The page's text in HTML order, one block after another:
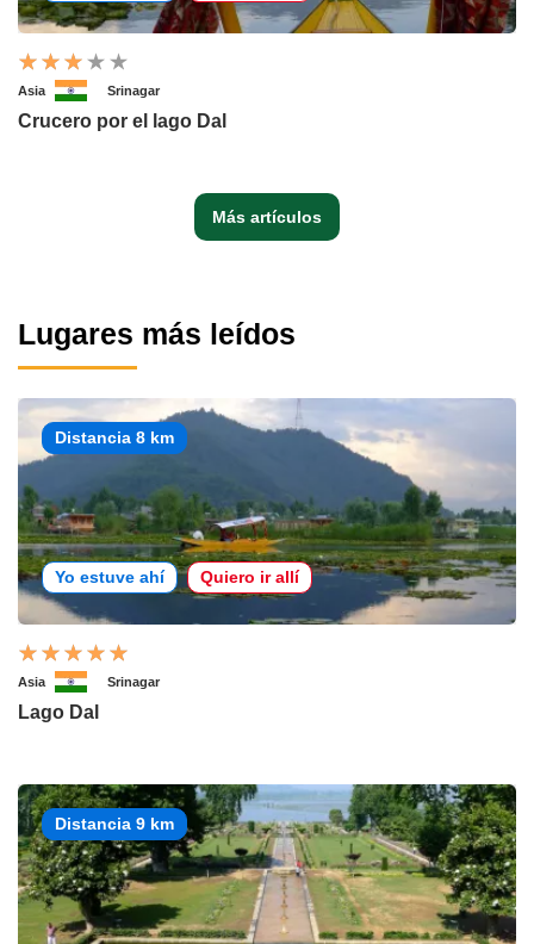
Asia Srinagar
Crucero por el lago Dal
Más artículos
Lugares más leídos
Distancia 8 km
Yo estuve ahí Quiero ir allí
Asia Srinagar
Lago Dal
Distancia 9 km